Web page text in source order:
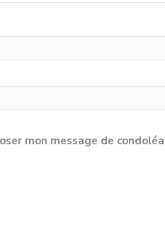
mon message de